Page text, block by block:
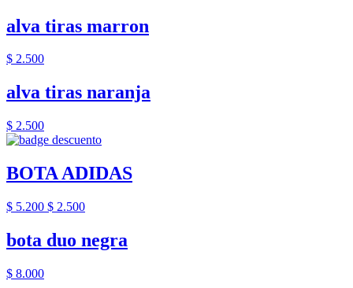
alva tiras marron
$ 2.500
alva tiras naranja
$ 2.500
BOTA ADIDAS
$ 5.200 $ 2.500
bota duo negra
$ 8.000